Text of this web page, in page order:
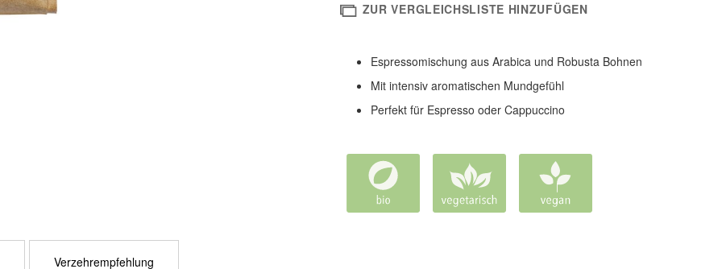
ZUR VERGLEICHSLISTE HINZUFÜGEN
Espressomischung aus Arabica und Robusta Bohnen
Mit intensiv aromatischen Mundgefühl
Perfekt für Espresso oder Cappuccino
Verzehrempfehlung